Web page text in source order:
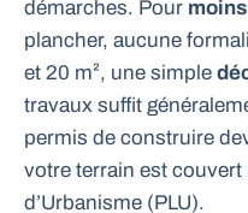
démarches. Pour moins
plancher, aucune
et 20 m², une simple
travaux suffit
permis de construire
votre terrain est couvert
d’Urbanisme (PLU).